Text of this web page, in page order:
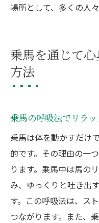
場所として、多くの人
乗馬を通じて
方法
乗馬の呼吸法でリラッ
乗馬は体を動かすだけ
的です。その理由の一
ります。乗馬中は馬の
み、ゆっくりと吐き出
す。この呼吸法は、ス
つながります。また、